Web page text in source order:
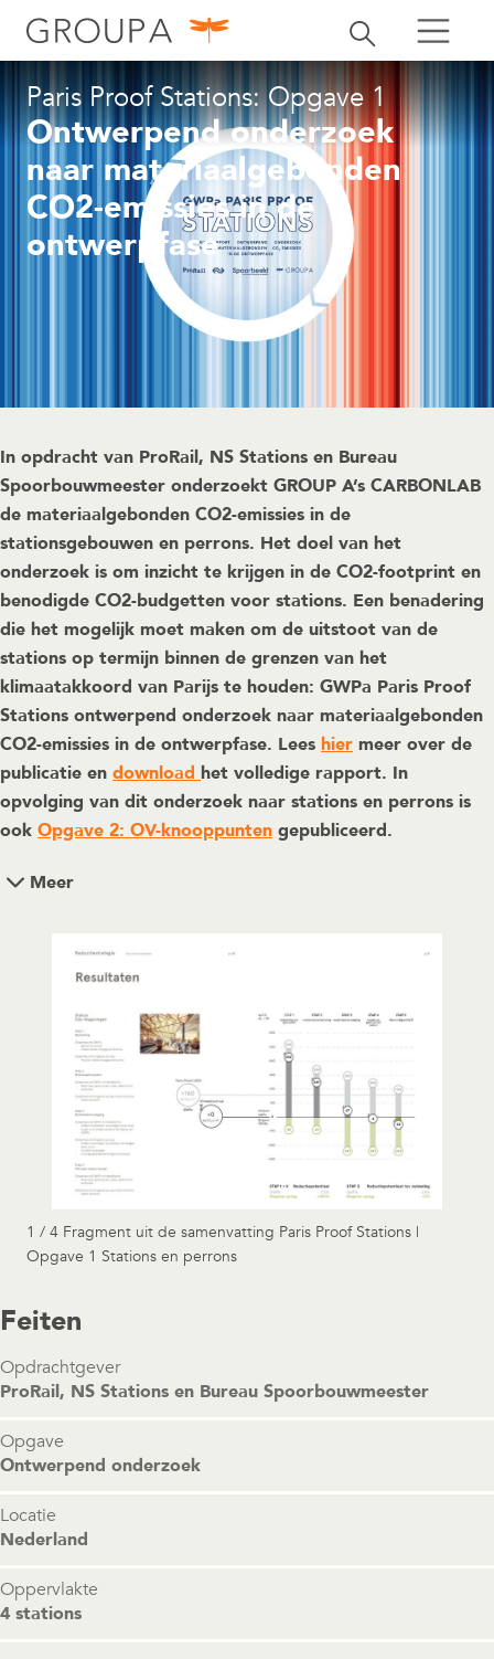
Zoekbalk
zoeken zoeken
Paris Proof Stations: Opgave 1
Ontwerpend onderzoek
naar materiaalgebonden
CO2-emissies in de
ontwerpfase
In opdracht van ProRail, NS Stations en Bureau
Spoorbouwmeester onderzoekt GROUP A’s CARBONLAB
de materiaalgebonden CO2-emissies in de
stationsgebouwen en perrons. Het doel van het
onderzoek is om inzicht te krijgen in de CO2-footprint en
benodigde CO2-budgetten voor stations. Een benadering
die het mogelijk moet maken om de uitstoot van de
stations op termijn binnen de grenzen van het
klimaatakkoord van Parijs te houden: GWPa Paris Proof
Stations ontwerpend onderzoek naar materiaalgebonden
CO2-emissies in de ontwerpfase. Lees hier meer over de
publicatie en download het volledige rapport. In
opvolging van dit onderzoek naar stations en perrons is
ook Opgave 2: OV-knooppunten gepubliceerd.
Meer
1 / 4 Fragment uit de samenvatting Paris Proof Stations |
Opgave 1 Stations en perrons
Feiten
Opdrachtgever
ProRail, NS Stations en Bureau Spoorbouwmeester
Opgave
Ontwerpend onderzoek
Locatie
Nederland
Oppervlakte
4 stations